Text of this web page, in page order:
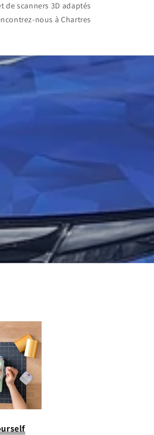
scanners 3D adaptés
nous à Chartres